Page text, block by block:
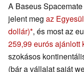
A Baseus
jelent meg az
dollár) , és most az
259,99 eurós ajánlott
szokásos
(bár a vállalat saját